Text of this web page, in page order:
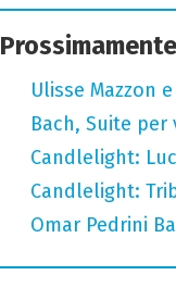
Prossimamente
Ulisse Mazzon
Bach, Suite
Candlelight:
Candlelight:
Omar Pedrini